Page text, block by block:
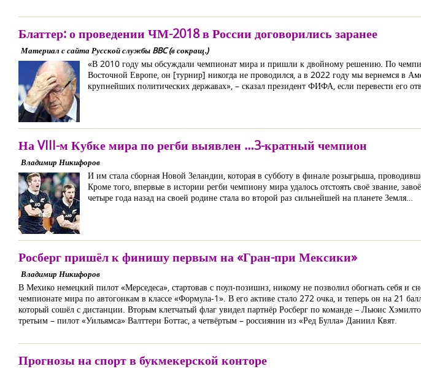
Блаттер: о проведении ЧМ-2018 в России договорились заранее
Материал с сайта Русской службы BBC (в сокращ.)
«В 2010 году мы обсуждали чемпионат мира и пришли к двойному решению. По
Восточной Европе, он [турнир] никогда не проводился, а в 2022 году мы вернемся в
крупнейших политических державах», – сказал президент ФИФА, если перевести его
На VIII-м Кубке мира по регби выявлен …3-кратный чемпион
Владимир Никифоров
И им стала сборная Новой Зеландии, которая в субботу в финале розыгрыша,
Кроме того, впервые в истории регби чемпиону мира удалось отстоять своё звание,
четыре года назад на своей родине стала во второй раз сильнейшей на планете Земля…
Росберг пришёл к финишу первым на «Гран-при Мексики»
Владимир Никифоров
В Мехико немецкий пилот «Мерседеса», стартовав с поул-позишнз, никому не позволил обогнать себя и
чемпионате мира по автогонкам в классе «Формула-1». В его активе стало 272 очка, и теперь он на 21
который сошёл с дистанции. Вторым клетчатый флаг увидел партнёр Росберг по команде – Льюис
третьим – пилот «Уильямса» Валттери Боттас, а четвёртым – россиянин из «Ред Булла» Даниил Квят.
Прогнозы на спорт в букмекерской конторе